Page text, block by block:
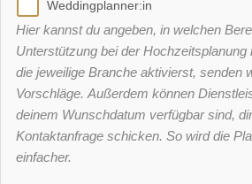
Weddingplanner:in
Hier kannst du angeben, in welchen
Unterstützung bei der Hochzeitsplanung
die jeweilige Branche aktivierst, senden
Vorschläge. Außerdem können
deinem Wunschdatum verfügbar sind,
Kontaktanfrage schicken. So wird die
einfacher.